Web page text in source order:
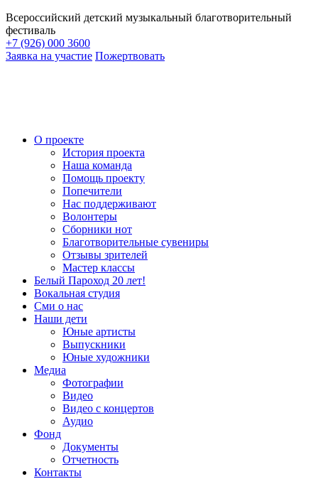
Всероссийский детский музыкальный благотворительный
фестиваль
+7 (926) 000 3600
Заявка на участие Пожертвовать
О проекте
История проекта
Наша команда
Помощь проекту
Попечители
Нас поддерживают
Волонтеры
Сборники нот
Благотворительные сувениры
Отзывы зрителей
Мастер классы
Белый Пароход 20 лет!
Вокальная студия
Сми о нас
Наши дети
Юные артисты
Выпускники
Юные художники
Медиа
Фотографии
Видео
Видео с концертов
Аудио
Фонд
Документы
Отчетность
Контакты